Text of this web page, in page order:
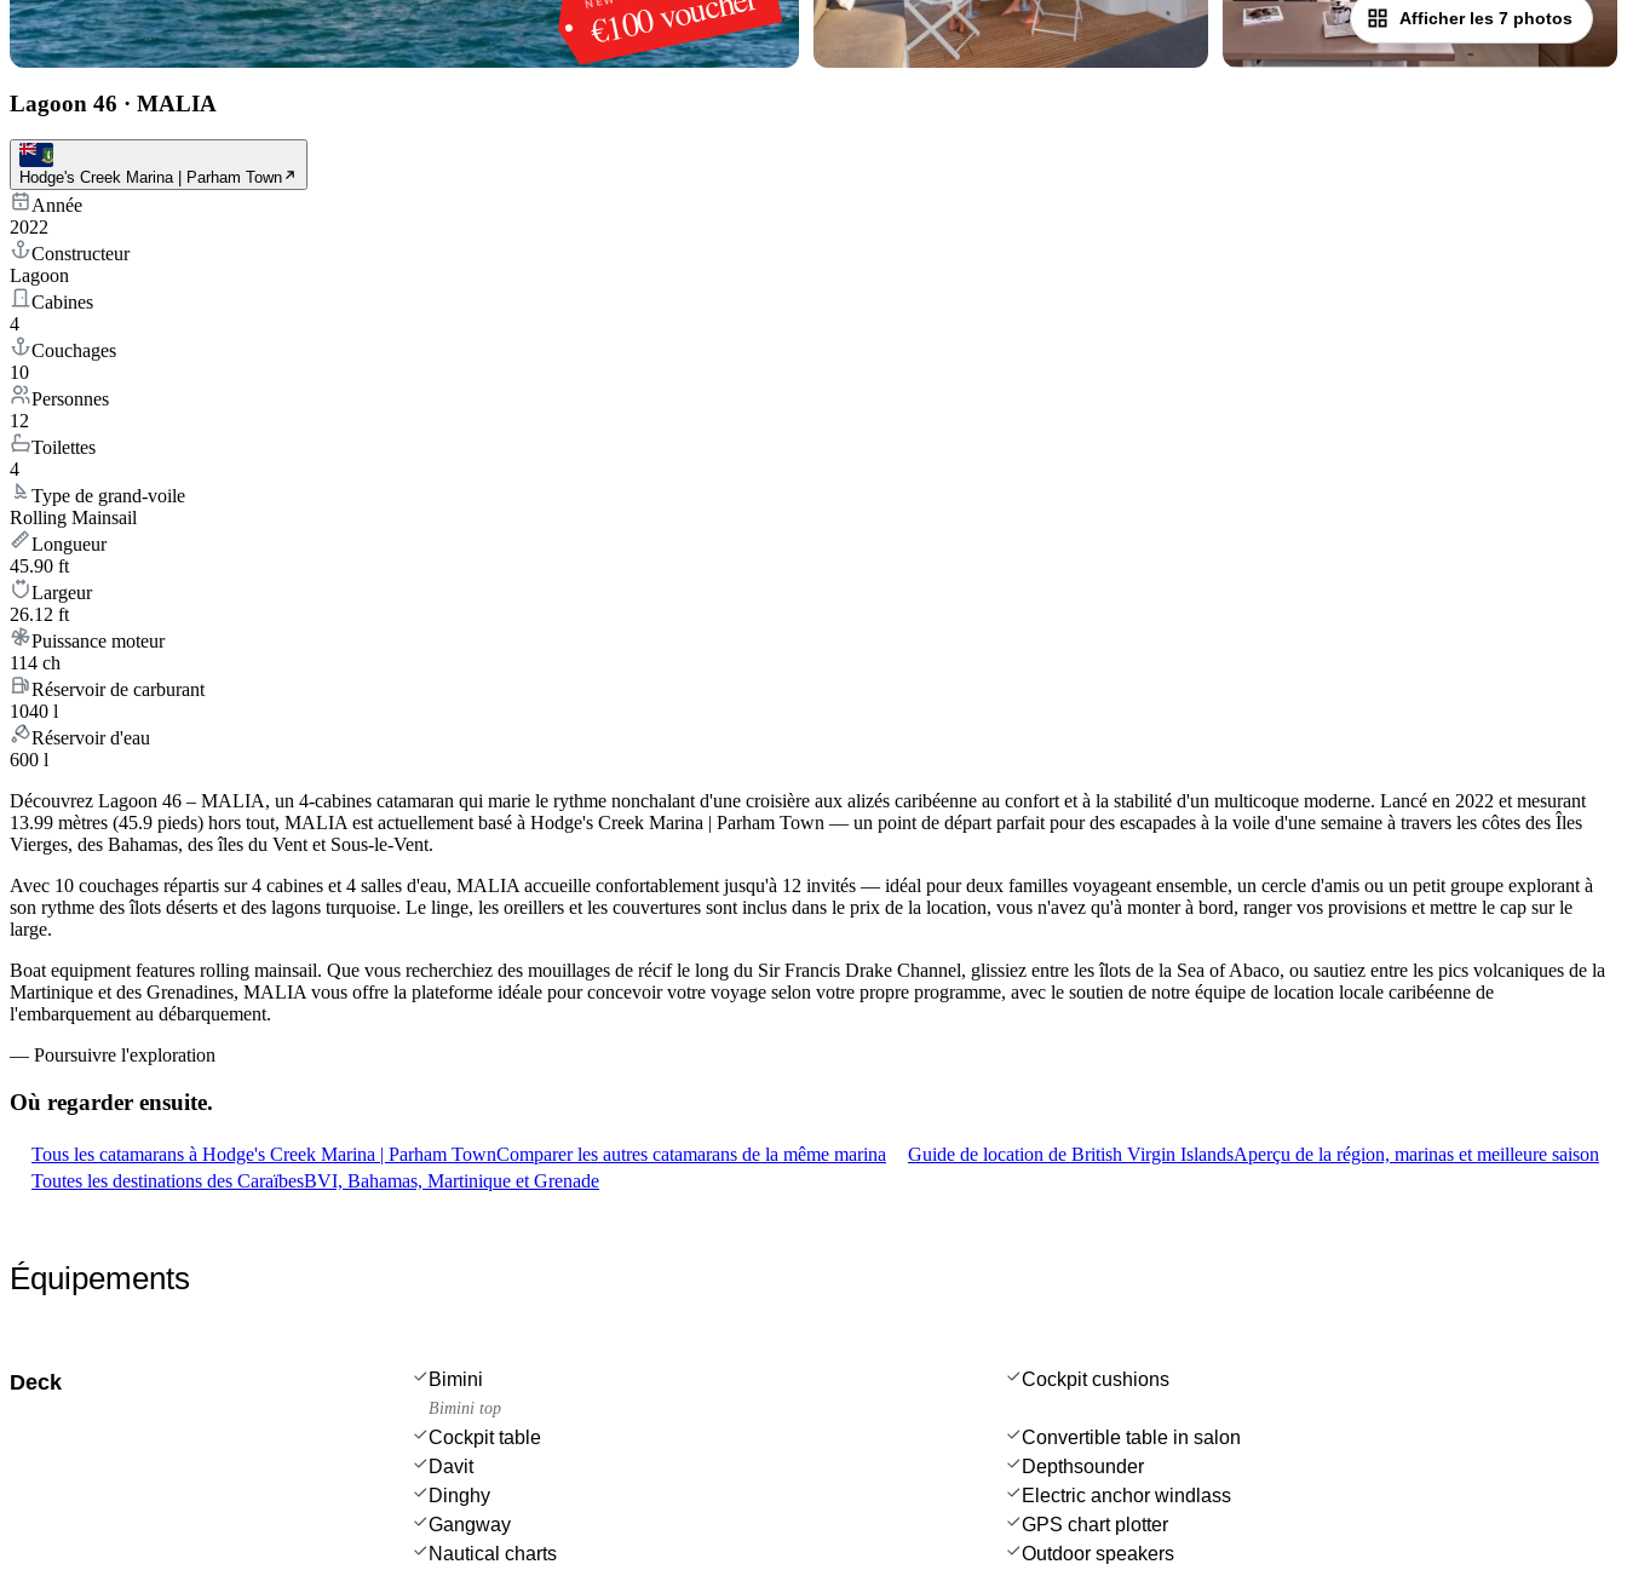
Afficher les 7 photos
Lagoon 46 · MALIA
Hodge's Creek Marina | Parham Town
Année
2022
Constructeur
Lagoon
Cabines
4
Couchages
10
Personnes
12
Toilettes
4
Type de grand-voile
Rolling Mainsail
Longueur
45.90 ft
Largeur
26.12 ft
Puissance moteur
114 ch
Réservoir de carburant
1040 l
Réservoir d'eau
600 l
Découvrez Lagoon 46 – MALIA, un 4-cabines catamaran qui marie le rythme nonchalant d'une croisière aux alizés caribéenne au confort et à la stabilité d'un multicoque moderne. Lancé en 2022 et mesurant
13.99 mètres (45.9 pieds) hors tout, MALIA est actuellement basé à Hodge's Creek Marina | Parham Town — un point de départ parfait pour des escapades à la voile d'une semaine à travers les côtes des Îles
Vierges, des Bahamas, des îles du Vent et Sous-le-Vent.
Avec 10 couchages répartis sur 4 cabines et 4 salles d'eau, MALIA accueille confortablement jusqu'à 12 invités — idéal pour deux familles voyageant ensemble, un cercle d'amis ou un petit groupe explorant à
son rythme des îlots déserts et des lagons turquoise. Le linge, les oreillers et les couvertures sont inclus dans le prix de la location, vous n'avez qu'à monter à bord, ranger vos provisions et mettre le cap sur le
large.
Boat equipment features rolling mainsail. Que vous recherchiez des mouillages de récif le long du Sir Francis Drake Channel, glissiez entre les îlots de la Sea of Abaco, ou sautiez entre les pics volcaniques de la
Martinique et des Grenadines, MALIA vous offre la plateforme idéale pour concevoir votre voyage selon votre propre programme, avec le soutien de notre équipe de location locale caribéenne de
l'embarquement au débarquement.
— Poursuivre l'exploration
Où regarder ensuite.
Tous les catamarans à Hodge's Creek Marina | Parham TownComparer les autres catamarans de la même marina Guide de location de British Virgin IslandsAperçu de la région, marinas et meilleure saison
Toutes les destinations des CaraïbesBVI, Bahamas, Martinique et Grenade
Équipements
Deck Bimini
Bimini top
Cockpit cushions
Cockpit table
Convertible table in salon
Davit
Depthsounder
Dinghy
Electric anchor windlass
Gangway
GPS chart plotter
Nautical charts
Outdoor speakers